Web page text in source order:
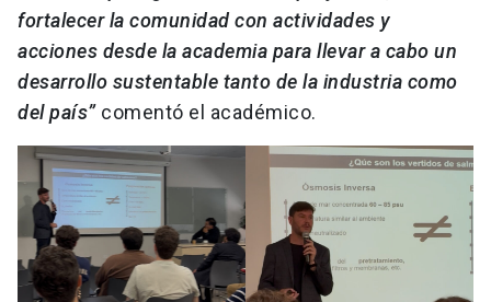
fortalecer la comunidad con actividades y
acciones desde la academia para llevar a cabo un
desarrollo sustentable tanto de la industria como
del país”comentó el académico.